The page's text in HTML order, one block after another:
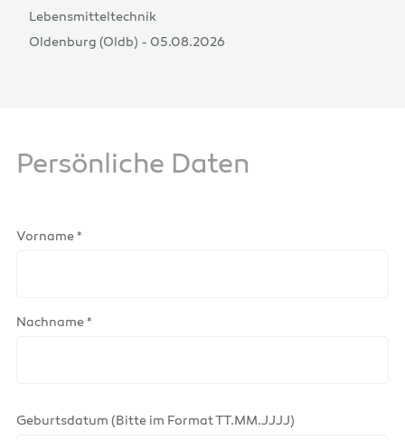
Lebensmitteltechnik
Oldenburg (Oldb) - 05.08.2026
Persönliche Daten
Vorname *
Nachname *
Geburtsdatum (Bitte im Format TT.MM.JJJJ)